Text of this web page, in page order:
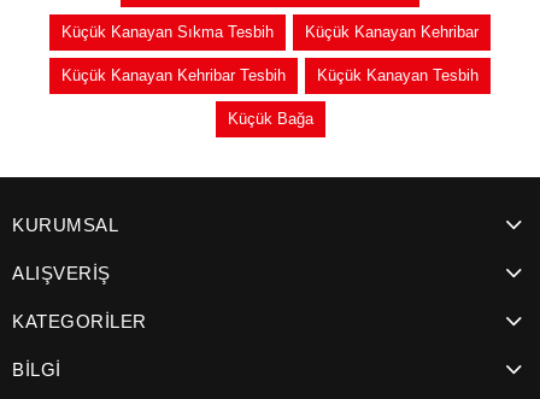
Küçük Kanayan Sıkma Tesbih Küçük Kanayan Kehribar
Küçük Kanayan Kehribar Tesbih Küçük Kanayan Tesbih
Küçük Bağa
KURUMSAL
ALIŞVERİŞ
KATEGORİLER
BİLGİ